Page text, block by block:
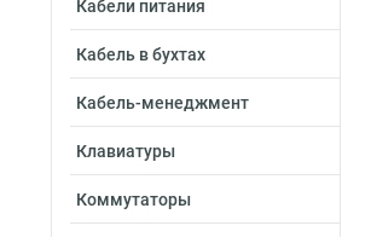
Кабели питания
Кабель в бухтах
Кабель-менеджмент
Клавиатуры
Коммутаторы